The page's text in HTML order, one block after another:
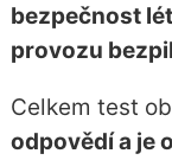
bezpečnost
provozu
Celkem test
odpovědí a je